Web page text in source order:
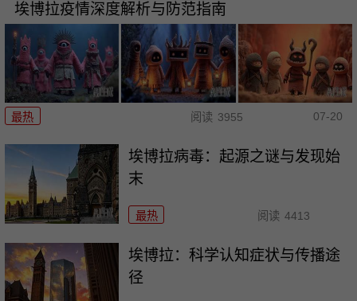
埃博拉疫情深度解析与防范指南
最热 阅读 3955 07-20
埃博拉病毒：起源之谜与发现始
末
最热 阅读 4413
埃博拉：科学认知症状与传播途
径